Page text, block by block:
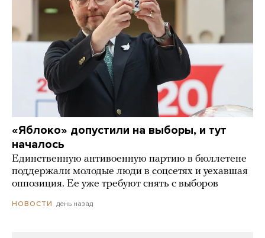
«Яблоко» допустили на выборы, и тут
началось
Единственную антивоенную партию в бюллетене
поддержали молодые люди в соцсетях и уехавшая
оппозиция. Ее уже требуют снять с выборов
НОВОСТИ день назад